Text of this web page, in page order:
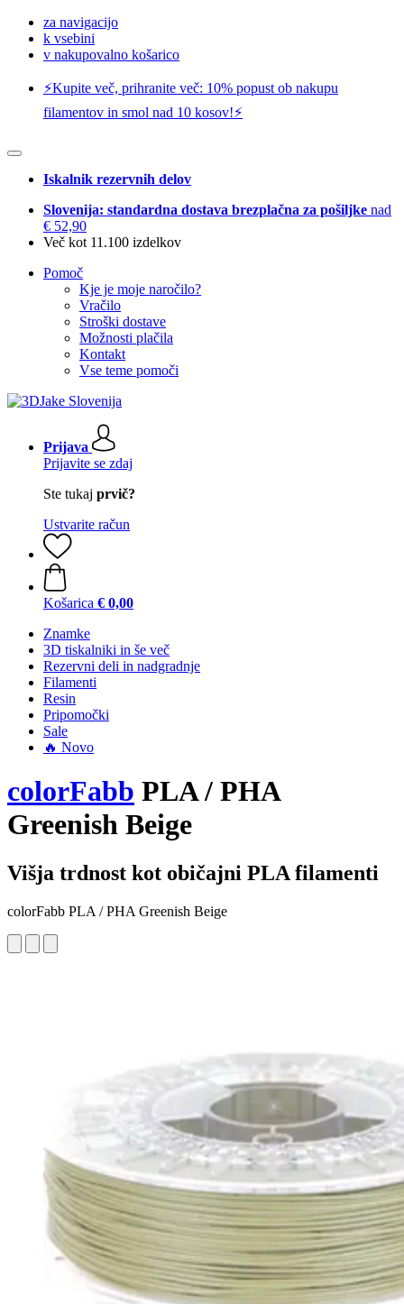
za navigacijo
k vsebini
v nakupovalno košarico
⚡️Kupite več, prihranite več: 10% popust ob nakupu
filamentov in smol nad 10 kosov!⚡️
Iskalnik rezervnih delov
Slovenija: standardna dostava brezplačna za pošiljke nad
€ 52,90
Več kot 11.100 izdelkov
Pomoč
Kje je moje naročilo?
Vračilo
Stroški dostave
Možnosti plačila
Kontakt
Vse teme pomoči
Prijava
Prijavite se zdaj
Ste tukaj prvič?
Ustvarite račun
Košarica € 0,00
Znamke
3D tiskalniki in še več
Rezervni deli in nadgradnje
Filamenti
Resin
Pripomočki
Sale
🔥 Novo
colorFabb PLA / PHA
Greenish Beige
Višja trdnost kot običajni PLA filamenti
colorFabb PLA / PHA Greenish Beige